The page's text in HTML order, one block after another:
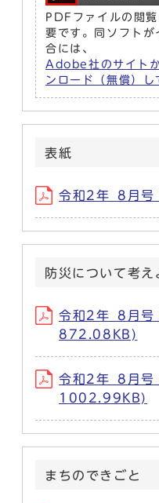
PDFファイルの閲
要です。同ソフト
合には、
Adobe社のサイト
ンロード（無償）し
表紙
令和2年_8月
防災について考え
令和2年_8月号
872.08KB)
令和2年_8月号
1002.99KB)
まちのできごと